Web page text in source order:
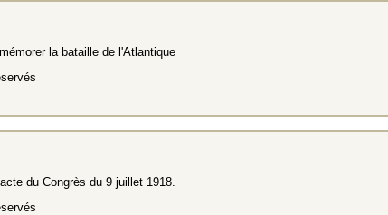
la bataille de l'Atlantique
du Congrès du 9 juillet 1918.